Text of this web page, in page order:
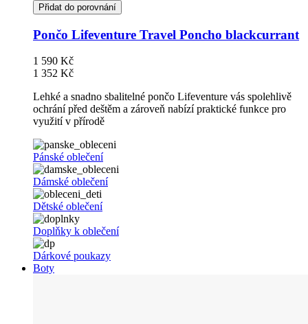
Přidat do porovnání
Pončo Lifeventure Travel Poncho blackcurrant
1 590 Kč
1 352 Kč
Lehké a snadno sbalitelné pončo Lifeventure vás spolehlivě
ochrání před deštěm a zároveň nabízí praktické funkce pro
využití v přírodě
Pánské oblečení
Dámské oblečení
Dětské oblečení
Doplňky k oblečení
Dárkové poukazy
Boty